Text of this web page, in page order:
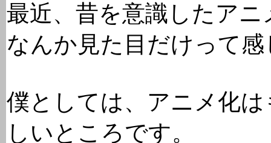
最近、昔を意識したア
なんか見た目だけって
僕としては、アニメ化
しいところです。